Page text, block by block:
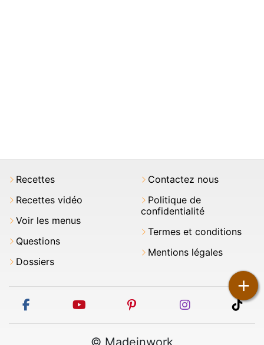
+
Recettes
Recettes vidéo
Voir les menus
Questions
Dossiers
Contactez nous
Politique de
confidentialité
Termes et conditions
Mentions légales
facebook youtube pinterest instagram
© Madeinwork